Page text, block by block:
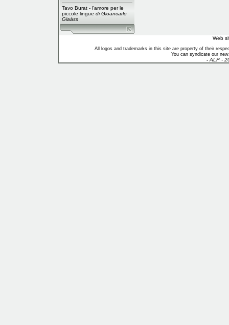
Tavo Burat - l'amore per le
piccole linguedi Gioancarlo
Giaàss
Web
All logos and trademarks in this site are property of their
You can syndicate our
- ALP -